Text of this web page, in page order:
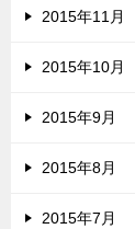
2015年11月
2015年10月
2015年9月
2015年8月
2015年7月